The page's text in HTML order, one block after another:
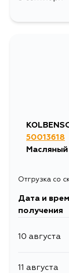
50013618
Отгрузка со
Дата и
получения
10 августа
11 августа